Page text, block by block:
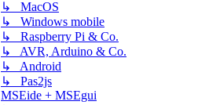
↳ MacOS
↳ Windows mobile
↳ Raspberry Pi & Co.
↳ AVR, Arduino & Co.
↳ Android
↳ Pas2js
MSEide + MSEgui